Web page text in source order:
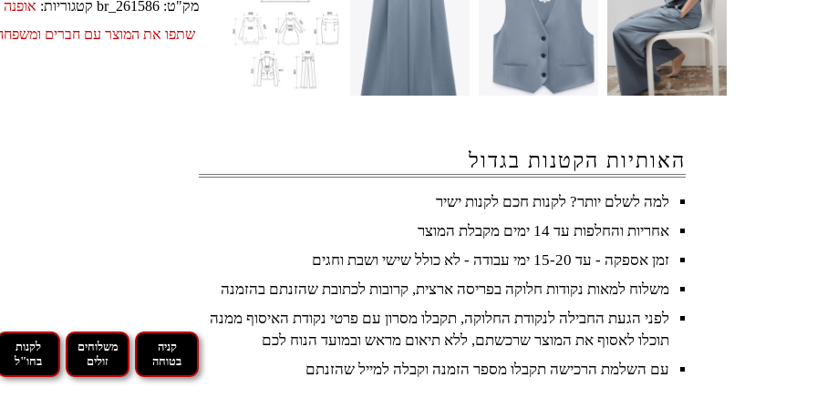
מק"ט: br_261586 קטגוריות: אופנה
שתפו את המוצר עם חברים
האותיות הקטנות בגדול
למה לשלם יותר? לקנות חכם לקנות ישיר
אחריות והחלפות עד 14 ימים מקבלת המוצר
זמן אספקה - עד 15-20 ימי עבודה - לא כולל שישי ושבת וחגים
משלוח למאות נקודות חלוקה בפריסה ארצית, קרובות לכתובת שהזנתם בהזמנה
לפני הגעת החבילה לנקודת החלוקה, תקבלו מסרון עם פרטי נקודת האיסוף ממנה
תוכלו לאסוף את המוצר שרכשתם, ללא תיאום מראש ובמועד הנוח לכם
עם השלמת הרכישה תקבלו מספר הזמנה וקבלה למייל שהזנתם
קניה
בטוחה
משלוחים
זולים
לקנות
בחו"ל